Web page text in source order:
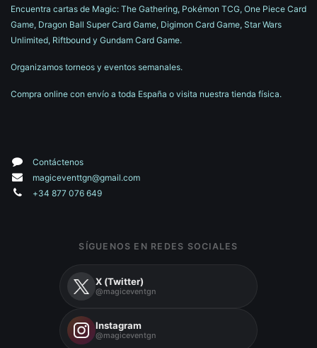
Encuentra cartas de Magic: The Gathering, Pokémon TCG, One Piece Card
Game, Dragon Ball Super Card Game, Digimon Card Game, Star Wars
Unlimited, Riftbound y Gundam Card Game.
Organizamos torneos y eventos semanales.
Compra online con envío a toda España o visita nuestra tienda física.
Contáctenos
magiceventtgn@gmail.com
+34 877 076 649
SÍGUENOS EN REDES SOCIALES
X (Twitter)
@magiceventgn
Instagram
@magiceventgn